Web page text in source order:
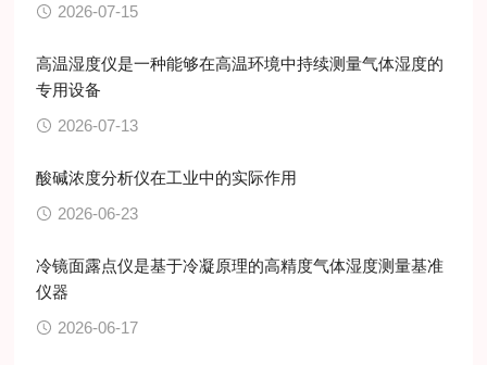
2026-07-15
高温湿度仪是一种能够在高温环境中持续测量气体湿度的
专用设备
2026-07-13
酸碱浓度分析仪在工业中的实际作用
2026-06-23
冷镜面露点仪是基于冷凝原理的高精度气体湿度测量基准
仪器
2026-06-17